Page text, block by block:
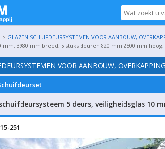
> GLAZEN SCHUIFDEURSYSTEMEN VOOR AANBOUW,
mm, 3980 mm breed, 5 stuks deuren 820 mm 2500 mm hoog,
VOOR AANBOUW,
5 deurs, veiligheidsglas 10
251